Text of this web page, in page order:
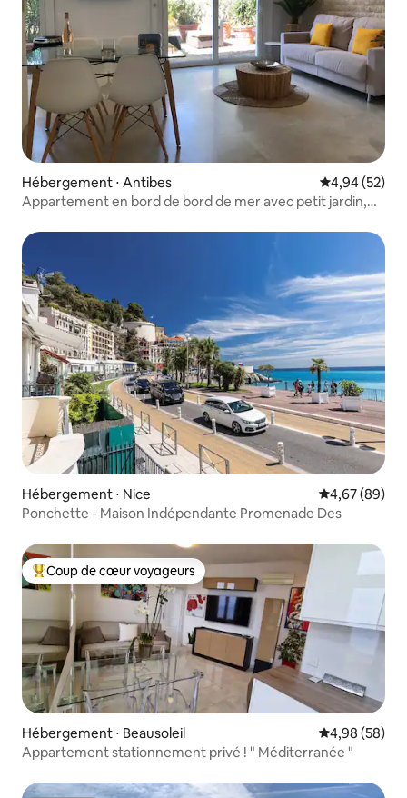
Hébergement ⋅ Antibes Évaluation
4,94 (52)
Appartement en bord de bord de mer avec petit jardin,
Hébergement ⋅ Nice Évaluation
4,67 (89)
Ponchette - Maison Indépendante Promenade Des
Coups de cœur voyageurs les plus appréciés
Coup de cœur voyageurs
Hébergement ⋅ Beausoleil Évaluation
4,98 (58)
Appartement stationnement privé ! " Méditerranée "